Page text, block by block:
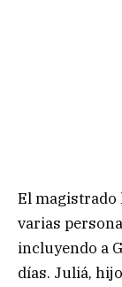
El magistrado
varias
incluyendo a
días. Juliá,